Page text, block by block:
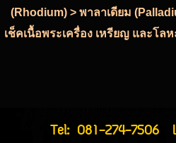
(Rhodium) > พาลาเดียม
เช็คเนื้อพระเครื่อง เหรียญ และโล
Tel: 081-274-7506